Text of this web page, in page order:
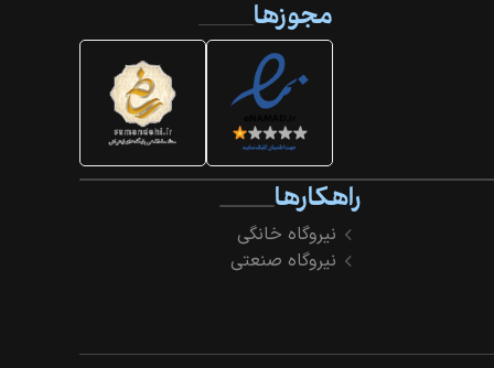
مجوزها
راهکارها
نیروگاه خانگی
نیروگاه صنعتی